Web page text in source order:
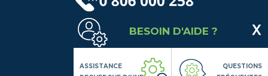
(Service gratuit + prix d'un appel local)
Lundi au Vendredi de 9h à 18h
Contactez-Nous
Suivez-nous
BESOIN D'AIDE ?
ASSISTANCE
QUESTIONS